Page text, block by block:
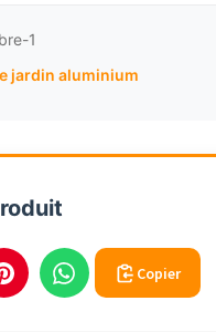
1
jardin aluminium
Copier